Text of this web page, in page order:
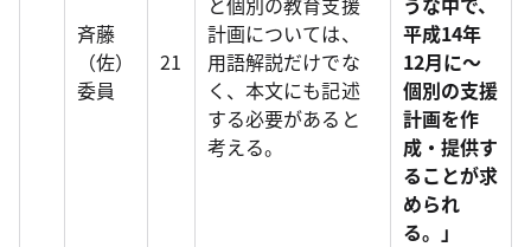
斉藤
（佐）
委員
21
計画については、
用語解説だけでな
く、本文にも記述
する必要があると
考える。
平成14年
12月に～
個別の支援
計画を作
成・提供す
ることが求
められ
る。」